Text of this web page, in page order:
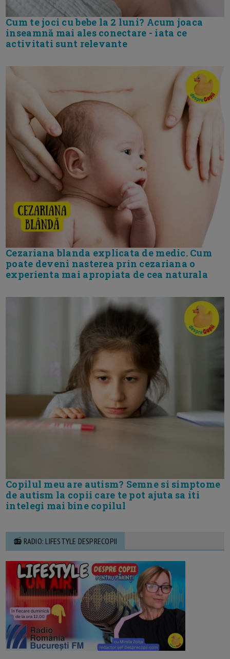
Cum te joci cu bebe la 2 luni? Acum joaca
inseamnă mai ales conectare - iata ce
activitati sunt relevante
Cezariana blanda explicata de medic. Cum
poate deveni nasterea prin cezariana o
experienta mai apropiata de cea naturala
Copilul meu are autism? Semne si simptome
de autism la copii care te pot ajuta sa iti
intelegi mai bine copilul
📻 RADIO: LIFESTYLE DESPRECOPII